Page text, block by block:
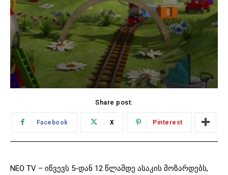
Share post:
Facebook X Pinterest
NEO TV – იწვევს 5-დან 12 წლამდე ასაკის მოზარდებს,